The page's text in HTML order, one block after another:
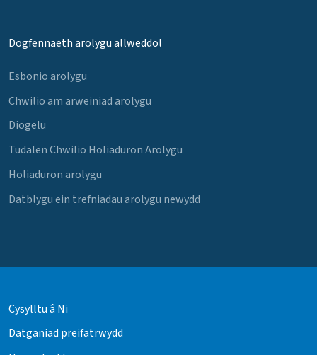
Dogfennaeth arolygu allweddol
Esbonio arolygu
Chwilio am arweiniad arolygu
Diogelu
Tudalen Chwilio Holiaduron Arolygu
Holiaduron arolygu
Datblygu ein trefniadau arolygu newydd
Cysylltu â Ni
Datganiad preifatrwydd